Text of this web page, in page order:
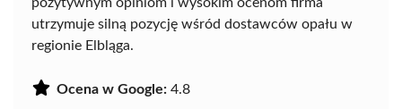
utrzymuje silną pozycję wśród dostawców opału w
regionie Elbląga.
Ocena w Google: 4.8